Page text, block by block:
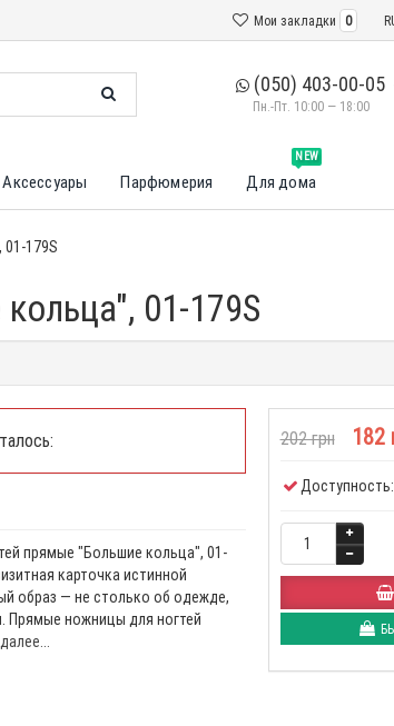
Мои закладки 0
(050) 403-00-05
Пн.-Пт. 10:00 — 18:00
Аксессуары Парфюмерия
NEW
Для дома
179S
01-179S
прямые "Большие кольца", 01-
карточка истинной
образ — не столько об одежде,
Прямые ножницы для ногтей
202 грн 182
Доступность: